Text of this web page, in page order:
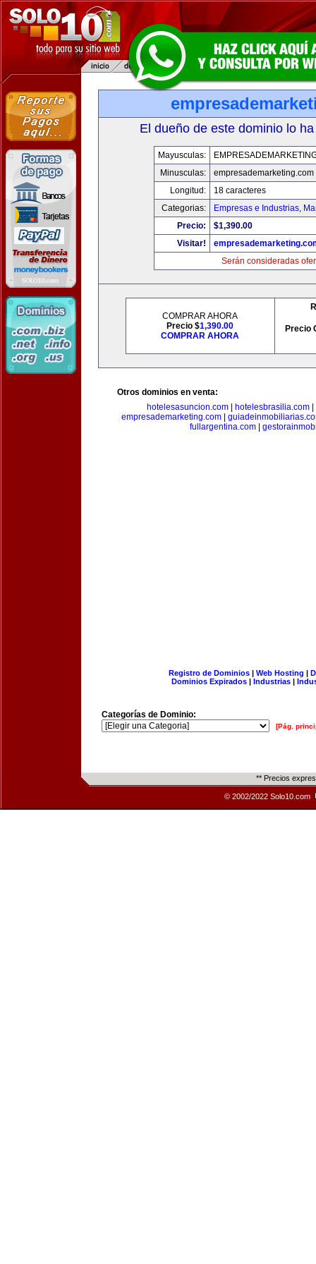
El dueño de este dominio lo
Mayusculas:
Minusculas:
empresademarketing.com
Longitud:
18 caracteres
Categorias:
Empresas e Industrias,
Precio:
$1,390.00
Visitar!
Serán consideradas
COMPRAR AHORA
Precio $1,390.00
COMPRAR AHORA
Precio
Otros dominios en venta:
hotelesasuncion.com| hotelesbrasilia.com|
empresademarketing.com|
fullargentina.com
Registro de Dominios| Web Hosting |
Dominios Expirados | Industrias |
Categorías de Dominio:
[Pág.
** Precios
© 2002/2022 Solo10.com